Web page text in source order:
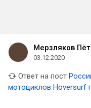
Мерзляков
03.12.2020
Ответ на пост
мотоциклов Hoversurf